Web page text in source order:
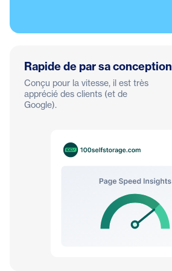
Rapide de par sa conception
Conçu pour la vitesse, il est très
apprécié des clients (et de
Google).